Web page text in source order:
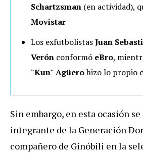
Schartzsman (en actividad),
Movistar
Los exfutbolistasJuan
Verón conformó eBro,
"Kun" Agüerohizo lo propio
Sin embargo, en esta ocasión
integrante de la Generación
compañero de Ginóbili en la